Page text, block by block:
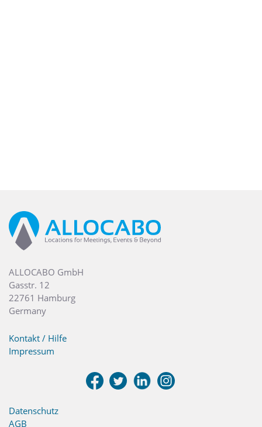
ALLOCABO GmbH
Gasstr. 12
22761 Hamburg
Germany
Kontakt / Hilfe
Impressum
Datenschutz
AGB